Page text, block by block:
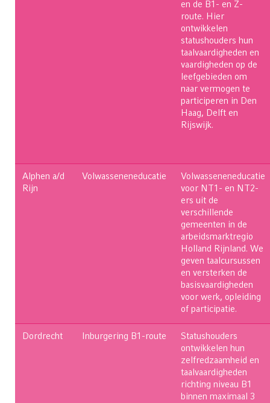
en de B1- en Z-
route. Hier
ontwikkelen
statushouders hun
taalvaardigheden en
vaardigheden op de
leefgebieden om
naar vermogen te
participeren in Den
Haag, Delft en
Rijswijk.
Alphen a/d
Rijn
Volwasseneneducatie
Volwasseneneducatie
voor NT1- en NT2-
ers uit de
verschillende
gemeenten in de
arbeidsmarktregio
Holland Rijnland. We
geven taalcursussen
en versterken de
basisvaardigheden
voor werk, opleiding
of participatie.
Dordrecht Inburgering B1-route
Statushouders
ontwikkelen hun
zelfredzaamheid en
taalvaardigheden
richting niveau B1
binnen maximaal 3